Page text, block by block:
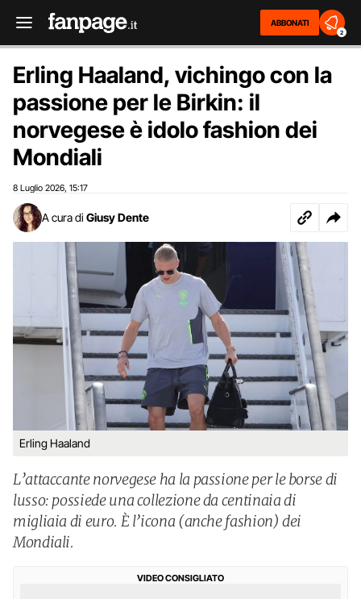
ABBONATI
2
Erling Haaland, vichingo con la
passione per le Birkin: il
norvegese è idolo fashion dei
Mondiali
8 Luglio 2026 15:17
A cura di Giusy Dente
Erling Haaland
L’attaccante norvegese ha la passione per le borse di
lusso: possiede una collezione da centinaia di
migliaia di euro. È l’icona (anche fashion) dei
Mondiali.
VIDEO CONSIGLIATO